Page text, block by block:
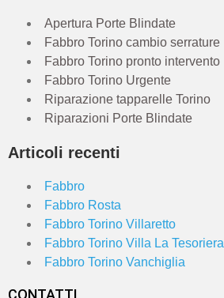
Apertura Porte Blindate
Fabbro Torino cambio serrature
Fabbro Torino pronto intervento
Fabbro Torino Urgente
Riparazione tapparelle Torino
Riparazioni Porte Blindate
Articoli recenti
Fabbro
Fabbro Rosta
Fabbro Torino Villaretto
Fabbro Torino Villa La Tesoriera
Fabbro Torino Vanchiglia
CONTATTI